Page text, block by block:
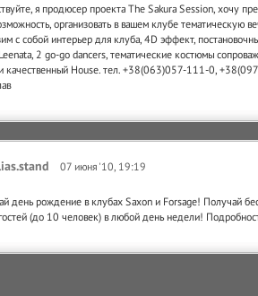
я продюсер проекта The Sakura Session, хочу
организовать в вашем клубе тематическую
с собой интерьер для клуба, 4D эффект,
2 go-go dancers, тематические костюмы
качественный House. тел. +38(063)057-111-0,
07 июня '10, 19:19
день рождение в клубах Saxon и Forsage! Получай
(до 10 человек) в любой день недели!